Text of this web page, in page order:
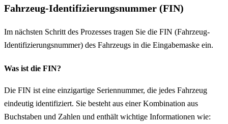
Fahrzeug-Identifizierungsnummer (FIN)
Im nächsten Schritt des Prozesses tragen Sie die FIN (Fahrzeug-
Identifizierungsnummer) des Fahrzeugs in die Eingabemaske ein.
Was ist die FIN?
Die FIN ist eine einzigartige Seriennummer, die jedes Fahrzeug
eindeutig identifiziert. Sie besteht aus einer Kombination aus
Buchstaben und Zahlen und enthält wichtige Informationen wie: